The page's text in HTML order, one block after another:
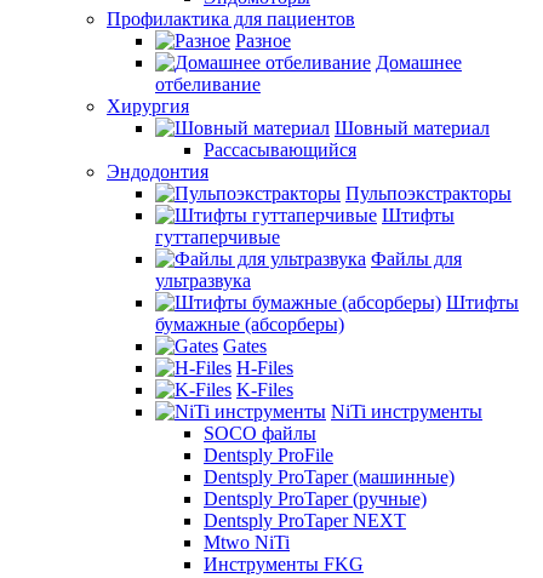
Профилактика для пациентов
Разное
Домашнее
отбеливание
Хирургия
Шовный материал
Рассасывающийся
Эндодонтия
Пульпоэкстракторы
Штифты
гуттаперчивые
Файлы для
ультразвука
Штифты
бумажные (абсорберы)
Gates
H-Files
K-Files
NiTi инструменты
SOCO файлы
Dentsply ProFile
Dentsply ProTaper (машинные)
Dentsply ProTaper (ручные)
Dentsply ProTaper NEXT
Mtwo NiTi
Инструменты FKG